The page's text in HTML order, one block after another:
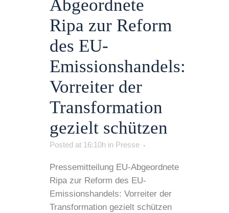
Abgeordnete
Ripa zur Reform
des EU-
Emissionshandels:
Vorreiter der
Transformation
gezielt schützen
Posted at 16:10h in Presse
Pressemitteilung EU-Abgeordnete
Ripa zur Reform des EU-
Emissionshandels: Vorreiter der
Transformation gezielt schützen